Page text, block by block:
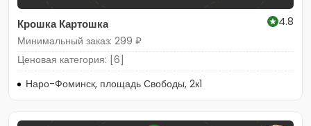
Крошка Картошка
4.8
Минимальный заказ: 299 ₽
Ценовая категория: [6]
Наро-Фоминск, площадь Свободы, 2к1